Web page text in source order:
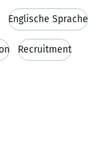
Englische Sprache
Recruitment